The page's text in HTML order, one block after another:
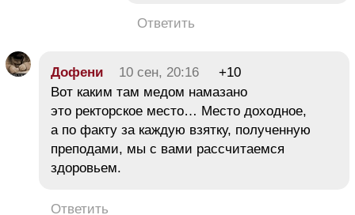
Ответить
Дофени 10 сен, 20:16
+10
Вот каким там медом намазано
это ректорское место… Место доходное,
а по факту за каждую взятку, полученную
преподами, мы с вами рассчитаемся
здоровьем.
Ответить